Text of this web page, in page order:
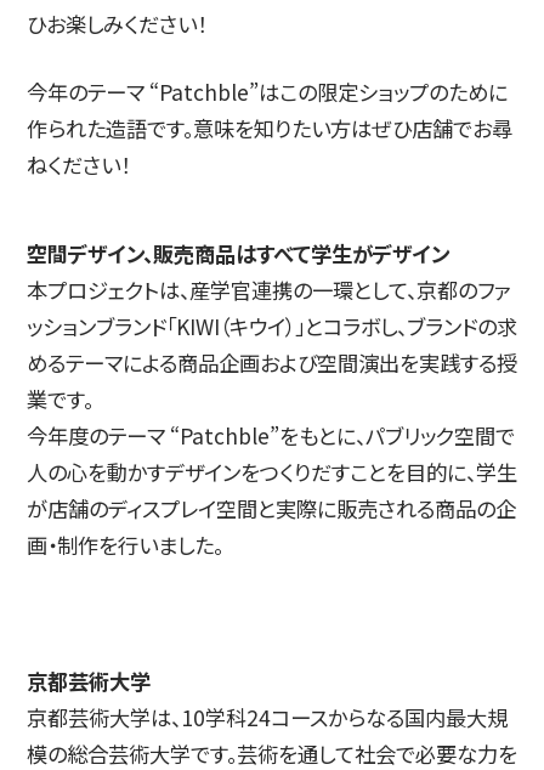
ひお楽しみください！
今年のテーマ “Patchble”はこの限定ショップのために
作られた造語です。意味を知りたい方はぜひ店舗でお尋
ねください！
空間デザイン、販売商品はすべて学生がデザイン
本プロジェクトは、産学官連携の一環として、京都のファ
ッションブランド「KIWI（キウイ）」とコラボし、ブランドの求
めるテーマによる商品企画および空間演出を実践する授
業です。
今年度のテーマ “Patchble”をもとに、パブリック空間で
人の心を動かすデザインをつくりだすことを目的に、学生
が店舗のディスプレイ空間と実際に販売される商品の企
画・制作を行いました。
京都芸術大学
京都芸術大学は、10学科24コースからなる国内最大規
模の総合芸術大学です。芸術を通して社会で必要な力を